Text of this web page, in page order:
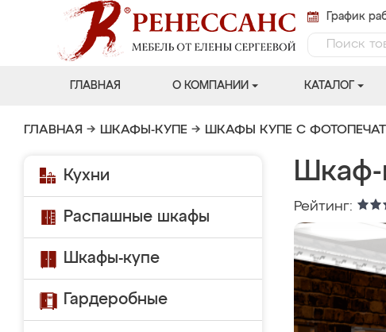
График
ГЛАВНАЯ О КОМПАНИИ КАТАЛОГ
ГЛАВНАЯ → ШКАФЫ-КУПЕ → ШКАФЫ КУПЕ С
Кухни
Распашные шкафы
Шкафы-купе
Гардеробные
Рейтинг: